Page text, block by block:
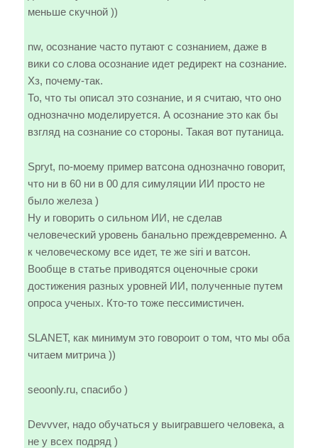
меньше скучной ))
nw, осознание часто путают с сознанием, даже в
вики со слова осознание идет редирект на сознание.
Хз, почему-так.
То, что ты описал это сознание, и я считаю, что оно
однозначно моделируется. А осознание это как бы
взгляд на сознание со стороны. Такая вот путаница.
Spryt, по-моему пример ватсона однозначно говорит,
что ни в 60 ни в 00 для симуляции ИИ просто не
было железа )
Ну и говорить о сильном ИИ, не сделав
человеческий уровень банально преждевременно. А
к человеческому все идет, те же siri и ватсон.
Вообще в статье приводятся оценочные сроки
достижения разных уровней ИИ, полученные путем
опроса ученых. Кто-то тоже пессимистичен.
SLANET, как минимум это говороит о том, что мы оба
читаем митрича ))
seoonly.ru, спасибо )
Devvver, надо обучаться у выигравшего человека, а
не у всех подряд )